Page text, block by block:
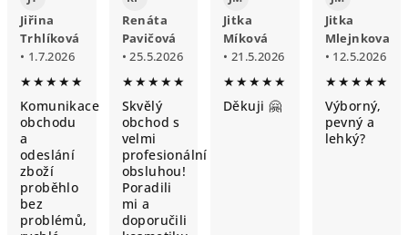
Jiřina
Trhlíková
• 1.7.2026
★★★★★
Komunikace
obchodu
a
odeslání
zboží
proběhlo
bez
problémů,
Renáta
Pavičová
• 25.5.2026
★★★★★
Skvělý
obchod s
velmi
profesionální
obsluhou!
Poradili
mi a
doporučili
Jitka
Míková
• 21.5.2026
★★★★★
Děkuji 🤗
Jitka
Mlejnkova
• 12.5.2026
★★★★★
Výborný,
pevný a
lehký?